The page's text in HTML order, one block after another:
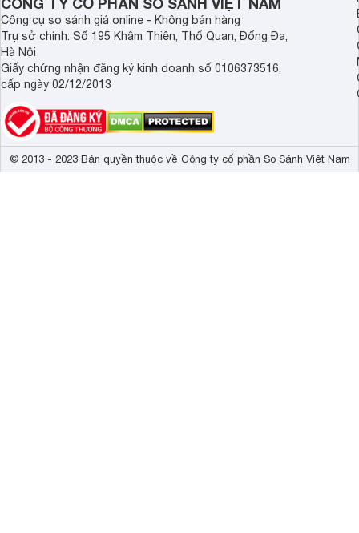
Công cụ so sánh giá online - Không bán hàng
Trụ sở chính: Số 195 Khâm Thiên, Thổ Quan, Đống Đa,
Hà Nội
Giấy chứng nhận đăng ký kinh doanh số 0106373516,
cấp ngày 02/12/2013
© 2013 - 2023 Bản quyền thuộc về Công ty cổ phần So Sánh Việt Nam